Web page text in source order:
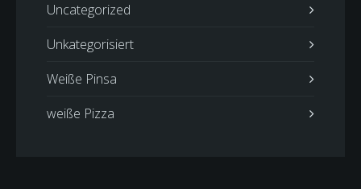
Uncategorized
Unkategorisiert
Weiße Pinsa
weiße Pizza